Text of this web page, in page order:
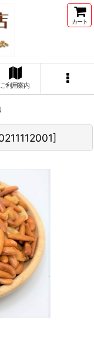
カート
ご利用案内
]